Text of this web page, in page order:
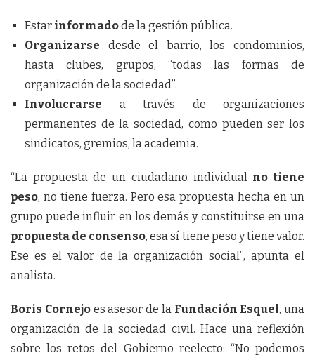
Estar informadode la gestión pública.
Organizarse desde el barrio, los condominios,
hasta clubes, grupos, “todas las formas de
organización de la sociedad”.
Involucrarse a través de organizaciones
permanentes de la sociedad, como pueden ser los
sindicatos, gremios, la academia.
“La propuesta de un ciudadano individual no tiene
peso, no tiene fuerza. Pero esa propuesta hecha en un
grupo puede influir en los demás y constituirse en una
propuesta de consenso, esa sí tiene peso y tiene valor.
Ese es el valor de la organización social”, apunta el
analista.
Boris Cornejoes asesor de la Fundación Esquel, una
organización de la sociedad civil. Hace una reflexión
sobre los retos del Gobierno reelecto: “No podemos